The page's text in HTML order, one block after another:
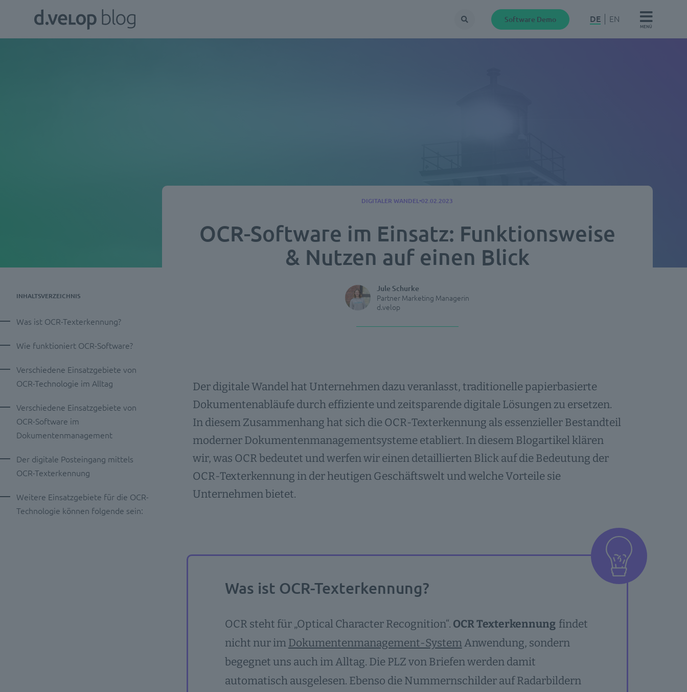
d.velop
Blog
Suche Software Demo DE EN
MENÜ
OCR-Software im Einsatz: Funktionsweise
& Nutzen auf einen Blick
DIGITALER WANDEL 02.02.2023
Jule Schurke
Partner Marketing Managerin
d.velop
INHALTSVERZEICHNIS
Was ist OCR-Texterkennung?
Wie funktioniert OCR-Software?
Verschiedene Einsatzgebiete von
OCR-Technologie im Alltag
Verschiedene Einsatzgebiete von
OCR-Software im
Dokumentenmanagement
Der digitale Posteingang mittels
OCR-Texterkennung
Weitere Einsatzgebiete für die OCR-
Technologie können folgende sein:
Der digitale Wandel hat Unternehmen dazu veranlasst, traditionelle papierbasierte
Dokumentenabläufe durch effiziente und zeitsparende digitale Lösungen zu ersetzen.
In diesem Zusammenhang hat sich die OCR-Texterkennung als essenzieller Bestandteil
moderner Dokumentenmanagementsysteme etabliert. In diesem Blogartikel klären
wir, was OCR bedeutet und werfen wir einen detaillierten Blick auf die Bedeutung der
OCR-Texterkennung in der heutigen Geschäftswelt und welche Vorteile sie
Unternehmen bietet.
Was ist OCR-Texterkennung?
OCR steht für „Optical Character Recognition“. OCR Texterkennung findet
nicht nur imDokumentenmanagement-SystemAnwendung, sondern
begegnet uns auch im Alltag. Die PLZ von Briefen werden damit
automatisch ausgelesen. Ebenso die Nummernschilder auf Radarbildern